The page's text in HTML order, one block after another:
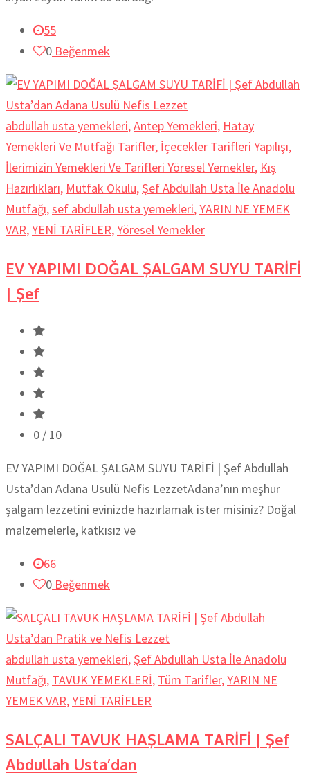
55
0 Beğenmek
abdullah usta yemekleri,Antep Yemekleri, Hatay
Yemekleri Ve Mutfağı Tarifler, İçecekler Tarifleri Yapılışı,
İlerimizin Yemekleri Ve Tarifleri Yöresel Yemekler, Kış
Hazırlıkları, Mutfak Okulu, Şef Abdullah Usta İle Anadolu
Mutfağı,sef abdullah usta yemekleri,YARIN NE YEMEK
VAR,YENİ TARİFLER,Yöresel Yemekler
EV YAPIMI DOĞAL ŞALGAM SUYU TARİFİ
| Şef
0 / 10
EV YAPIMI DOĞAL ŞALGAM SUYU TARİFİ | Şef Abdullah
Usta’dan Adana Usulü Nefis LezzetAdana’nın meşhur
şalgam lezzetini evinizde hazırlamak ister misiniz? Doğal
malzemelerle, katkısız ve
66
0 Beğenmek
abdullah usta yemekleri, Şef Abdullah Usta İle Anadolu
Mutfağı, TAVUK YEMEKLERİ, Tüm Tarifler,YARIN NE
YEMEK VAR,YENİ TARİFLER
SALÇALI TAVUK HAŞLAMA TARİFİ | Şef
Abdullah Usta’dan